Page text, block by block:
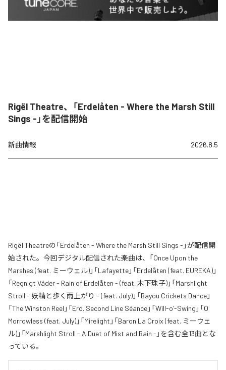
Rigël Theatre、「Erdelåten - Where the Marsh Still
Sings -」を配信開始
新曲情報 2026.8.5
Rigël Theatreの「Erdelåten - Where the Marsh Still Sings -」が配信開
始された。今回デジタル配信された楽曲は、「Once Upon the
Marshes (feat. ミーウェル)」「Lafayette」「Erdelåten (feat. EUREKA)」
「Regnigt Väder - Rain of Erdelåten - (feat. 木下珠子)」「Marshlight
Stroll - 妖精と歩く雨上がり - (feat. July)」「Bayou Crickets Dance」
「The Winston Reel」「Erd. Second Line Séance」「Will-o'-Swing」「O
Morrowless (feat. July)」「Mirelight」「Baron La Croix (feat. ミーウェ
ル)」「Marshlight Stroll - A Duet of Mist and Rain -」を含む全13曲とな
っている。